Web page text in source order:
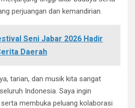
perjuangan dan kemandirian.
Seni Jabar 2026 Hadir
Daerah
tarian, dan musik kita sangat
Indonesia. Saya ingin
membuka peluang kolaborasi